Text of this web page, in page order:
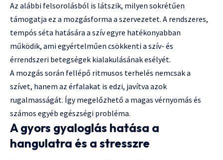
Az alábbi felsorolásból is látszik, milyen sokrétűen
támogatja ez a mozgásforma a szervezetet. A rendszeres,
tempós séta hatására a szív egyre hatékonyabban
működik, ami egyértelműen csökkenti a szív- és
érrendszeri betegségek kialakulásának esélyét.
A mozgás során fellépő ritmusos terhelés nemcsak a
szívet, hanem az érfalakat is edzi, javítva azok
rugalmasságát. Így megelőzhető a magas vérnyomás és
számos egyéb egészségi probléma.
A gyors gyaloglás hatása a
hangulatra és a stresszre